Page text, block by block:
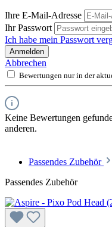
Ihre E-Mail-Adresse
Ihr Passwort
Ich habe mein Passwort
Anmelden
Abbrechen
Bewertungen nur in der
Keine Bewertungen
anderen.
Passendes Zubehör
Passendes Zubehör